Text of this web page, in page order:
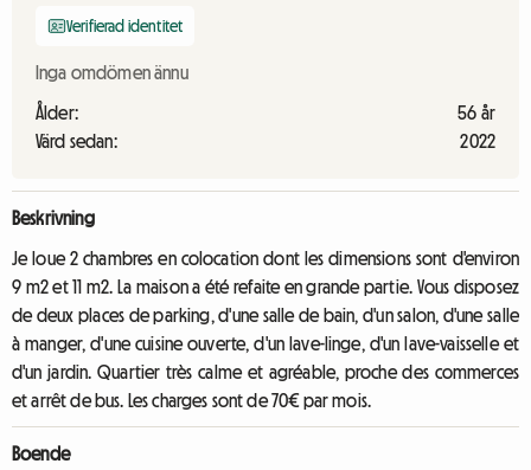
Verifierad identitet
Inga omdömen ännu
Ålder:
56 år
Värd sedan:
2022
Beskrivning
Je loue 2 chambres en colocation dont les dimensions sont d'environ
9 m2 et 11 m2. La maison a été refaite en grande partie. Vous disposez
de deux places de parking, d'une salle de bain, d'un salon, d'une salle
à manger, d'une cuisine ouverte, d'un lave-linge, d'un lave-vaisselle et
d'un jardin. Quartier très calme et agréable, proche des commerces
et arrêt de bus. Les charges sont de 70€ par mois.
Boende